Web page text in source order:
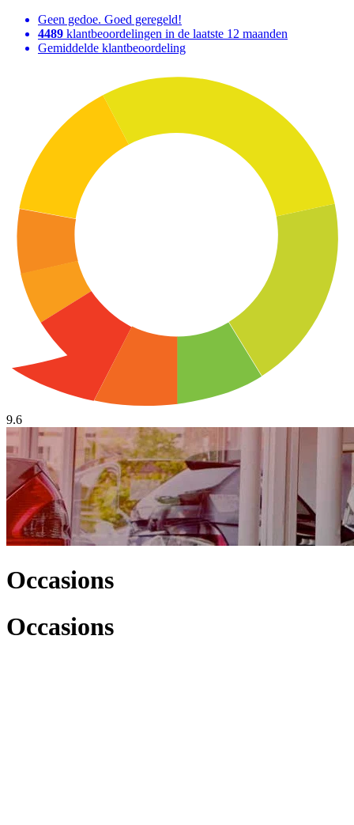
Geen gedoe. Goed geregeld!
4489 klantbeoordelingen in de laatste 12 maanden
Gemiddelde klantbeoordeling
9.6
Occasions
Occasions